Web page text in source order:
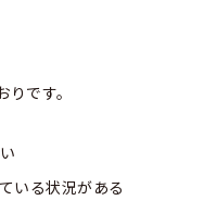
です。
いる状況がある